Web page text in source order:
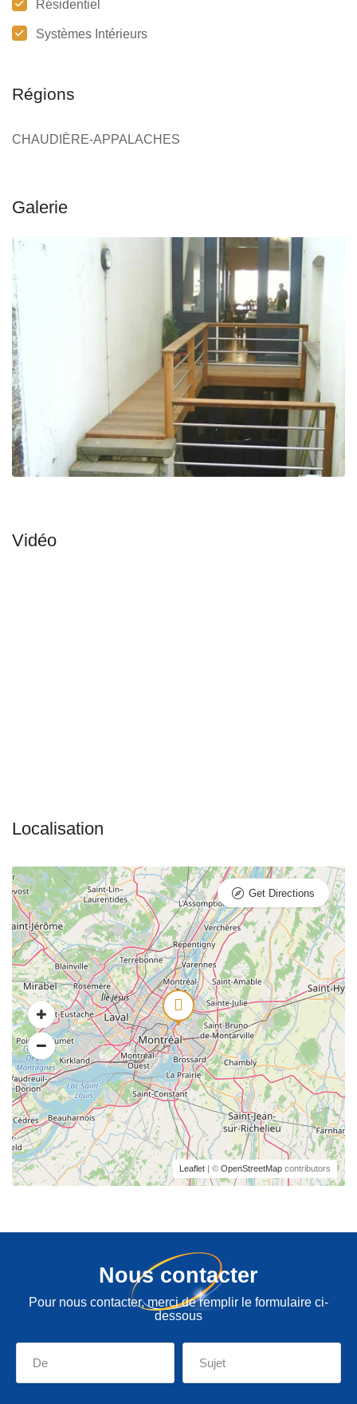
Résidentiel
Systèmes Intérieurs
Régions
CHAUDIÈRE-APPALACHES
Leaflet | © OpenStreetMap contributors
Get Directions
Nous contacter
Pour nous contacter, merci de remplir le formulaire ci-
dessous